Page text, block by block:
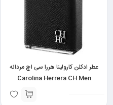
عطر ادکلن کارولینا هررا سی اچ مردانه
Carolina Herrera CH Men